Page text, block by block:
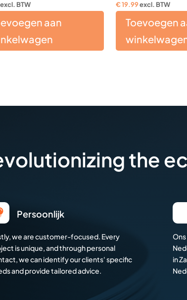
excl. BTW
aan
€19.99excl. BTW
Toevoegen
the
Persoonlijk
we are customer-focused. Every
is unique, and through personal
we can identify our clients' specific
and provide tailored advice.
in